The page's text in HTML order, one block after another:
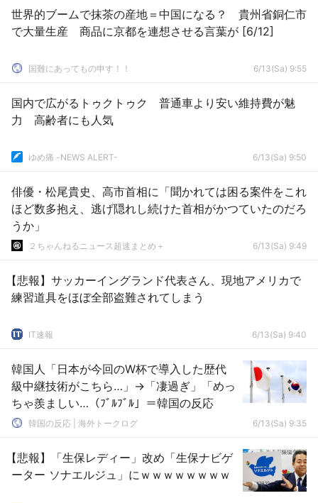
世界的ブームで抹茶の産地＝中国になる？ 貴州省銅仁市
で大量生産 商品に京都を連想させる言葉が [6/12]
国難にあってもの申す！！ 6/13(Sa) 9:55
国内で広がるトゥクトゥク 普通車より安い維持費が魅
力 高齢者にも人気
ゆめ痛 -NEWS ALERT- 6/13(Sa) 9:50
俳優・松尾貴史、高市首相に「聞かれては困る案件をこれ
ほど数多抱え、逃げ隠れし続けた首相がかつていたのだろ
うか」
２ちゃんねるニュース超速まとめ＋ 6/13(Sa) 9:49
【悲報】サッカーイングランド代表さん、現地アメリカで
練習道具をほぼ全部盗難されてしまう
IT速報 6/13(Sa) 9:40
韓国人「日本が今回のW杯で導入した歴代
級中継技術がこちら…」→「凄過ぎ」「めっ
ちゃ羨ましい…（ﾌﾞﾙﾌﾞﾙ」＝韓国の反応
韓国の反応 | 海外トークログ 6/13(Sa) 9:35
【悲報】「生保レディー」改め「生保ナビゲ
ーター ソナエルジュ」にｗｗｗｗｗｗｗｗ